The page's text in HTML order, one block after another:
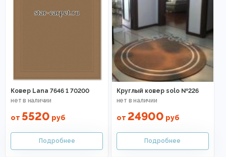
Ковер Lana 7646 1 70200
от 5520 руб
Круглый ковер solo №226
от 24900 руб